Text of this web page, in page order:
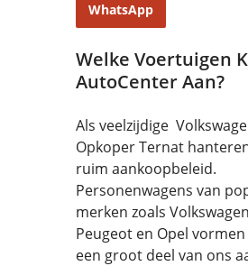
WhatsApp
Welke Voertuigen
AutoCenter Aan?
Als veelzijdige
Opkoper Ternat
ruim aankoopbeleid.
Personenwagens van
merken zoals
Peugeot en Opel
een groot deel van ons